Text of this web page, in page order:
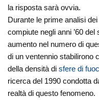
la risposta sarà ovvia.
Durante le prime analisi
compiute negli anni ’60
aumento nel numero di
di un ventennio stabilirono
della densità disfere di
ricerca del 1990 condotta
realtà di questo fenomeno.